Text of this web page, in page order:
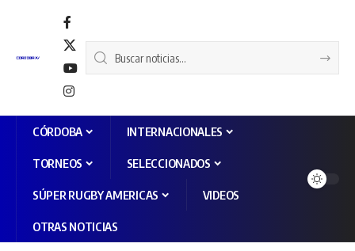
CÓRDOBA INTERNACIONALES
TORNEOS SELECCIONADOS
SÚPER RUGBY AMERICAS VIDEOS
OTRAS NOTICIAS